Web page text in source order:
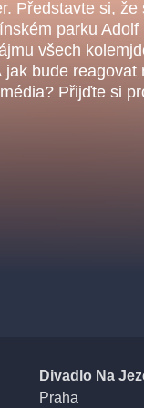
Představte si, že
parku Adolf
všech
bude reagovat
Přijďte si
Divadlo Na
Praha
s.r.o.